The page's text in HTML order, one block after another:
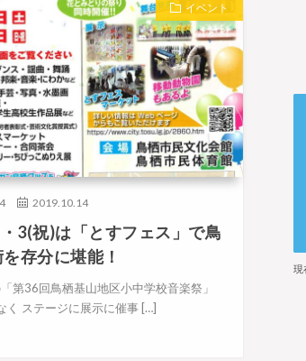
イベント
2019.10.14
3(祝)は「とすフェス」で鳥
存分に堪能！
第36回鳥栖基山地区小中学校音楽祭」
く ステージに展示に催事 […]
現